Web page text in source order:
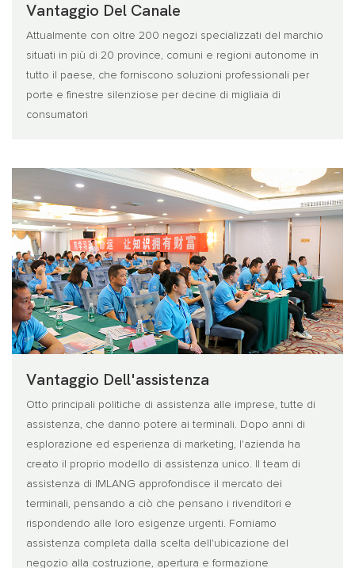
Vantaggio Del Canale
Attualmente con oltre 200 negozi specializzati del marchio
situati in più di 20 province, comuni e regioni autonome in
tutto il paese, che forniscono soluzioni professionali per
porte e finestre silenziose per decine di migliaia di
consumatori
Vantaggio Dell'assistenza
Otto principali politiche di assistenza alle imprese, tutte di
assistenza, che danno potere ai terminali. Dopo anni di
esplorazione ed esperienza di marketing, l'azienda ha
creato il proprio modello di assistenza unico. Il team di
assistenza di IMLANG approfondisce il mercato dei
terminali, pensando a ciò che pensano i rivenditori e
rispondendo alle loro esigenze urgenti. Forniamo
assistenza completa dalla scelta dell'ubicazione del
negozio alla costruzione, apertura e formazione